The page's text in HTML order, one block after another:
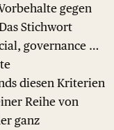
gegen
Stichwort
governance …
diesen Kriterien
Reihe von
ganz